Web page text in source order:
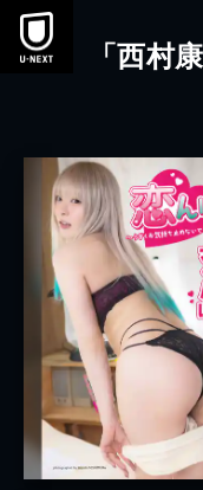
本文へスキップ
「西村